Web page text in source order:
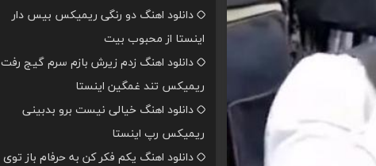
دانلود اهنگ دو رنگی ریمیکس بیس دار
اینستا از محبوب بیت
دانلود اهنگ زدم زیرش بازم سرم گیج رفت
ریمیکس تند غمگین اینستا
دانلود اهنگ خیالی نیست برو بدبینی
ریمیکس رپ اینستا
دانلود اهنگ یکم فکر کن به حرفام باز توی